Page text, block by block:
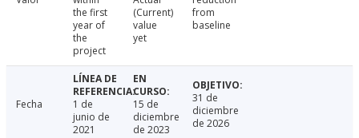
the first
year of
the
project
(Current)
value
yet
from
baseline
Fecha
1 de
junio de
2021
15 de
diciembre
de 2023
31 de
diciembre
de 2026